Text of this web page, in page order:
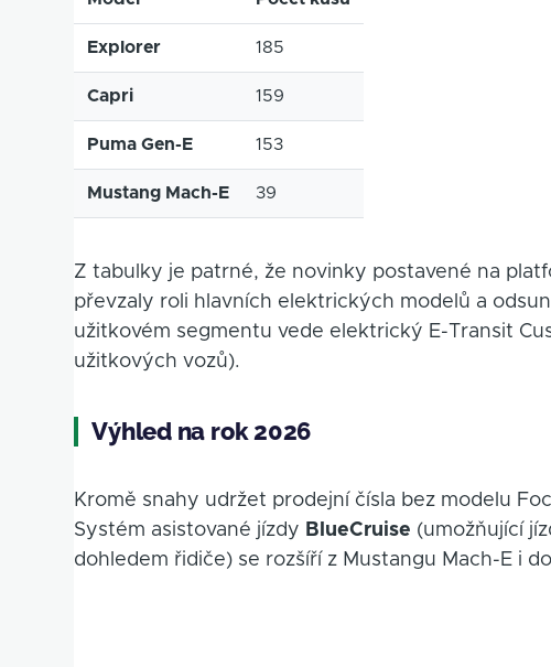
Explorer 185
Capri 159
Puma Gen-E 153
Mustang Mach-E 39
Z tabulky je patrné, že novinky postavené na
převzaly roli hlavních elektrických modelů a
užitkovém segmentu vede elektrický E-Transit
užitkových vozů).
Výhled na rok 2026
Kromě snahy udržet prodejní čísla bez modelu
Systém asistované jízdy BlueCruise (umožňující
dohledem řidiče) se rozšíří z Mustangu Mach-E i